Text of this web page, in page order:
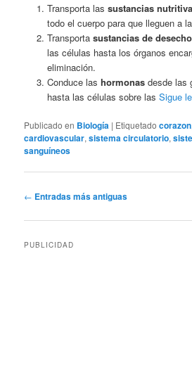
Transporta las sustancias
todo el cuerpo para que lleguen a
Transporta sustancias de desecho
las células hasta los órganos
eliminación.
Conduce las hormonasdesde las
hasta las células sobre las Sigue
Publicado en Biología | Etiquetado corazon
cardiovascular,sistema circulatorio,
sanguíneos
Navegación
entradas
← Entradas más antiguas
PUBLICIDAD